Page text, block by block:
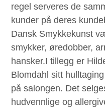
regel serveres de
kunder på deres kundebesøk. ;)
Dansk Smykkekunst
smykker, øredobber,
hansker.I tillegg er
Blomdahl sitt
på salongen. Det
hudvennlige og